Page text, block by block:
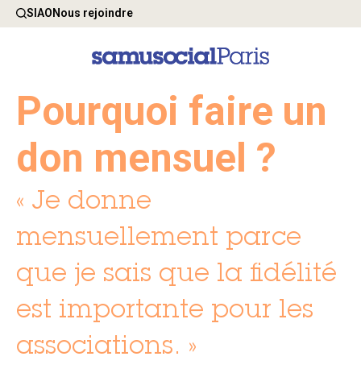
SIAONous rejoindre
Pourquoi faire un
don mensuel ?
« Je donne
mensuellement parce
que je sais que la fidélité
est importante pour les
associations. »